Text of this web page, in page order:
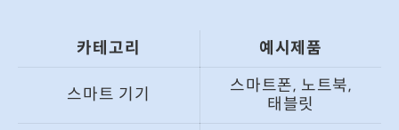
카테고리 예시제품
스마트 기기
스마트폰, 노트북,
태블릿